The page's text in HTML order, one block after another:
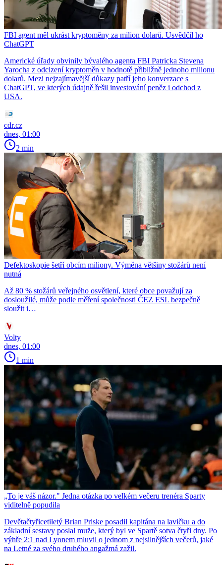
FBI agent měl ukrást kryptoměny za milion dolarů. Usvědčil ho
ChatGPT
Americké úřady obvinily bývalého agenta FBI Patricka Stevena
Yarocha z odcizení kryptoměn v hodnotě přibližně jednoho milionu
dolarů. Mezi nejzajímavější důkazy patří jeho konverzace s
ChatGPT, ve kterých údajně řešil investování peněz i odchod z
USA.
cdr.cz
dnes, 01:00
2 min
Defektoskopie šetří obcím miliony. Výměna většiny stožárů není
nutná
Až 80 % stožárů veřejného osvětlení, které obce považují za
dosloužilé, může podle měření společnosti ČEZ ESL bezpečně
sloužit i…
Volty
dnes, 01:00
1 min
„To je váš názor." Jedna otázka po velkém večeru trenéra Sparty
viditelně popudila
Devětačtyřicetiletý Brian Priske posadil kapitána na lavičku a do
základní sestavy poslal muže, který byl ve Spartě sotva čtyři dny. Po
výhře 2:1 nad Lyonem mluvil o jednom z nejsilnějších večerů, jaké
na Letné za svého druhého angažmá zažil.